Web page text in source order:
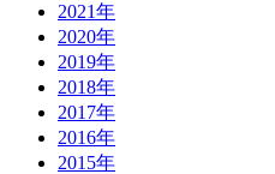
2021年
2020年
2019年
2018年
2017年
2016年
2015年